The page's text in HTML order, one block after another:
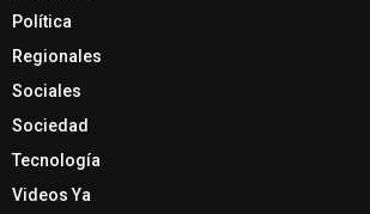
Política
Regionales
Sociales
Sociedad
Tecnología
Videos Ya